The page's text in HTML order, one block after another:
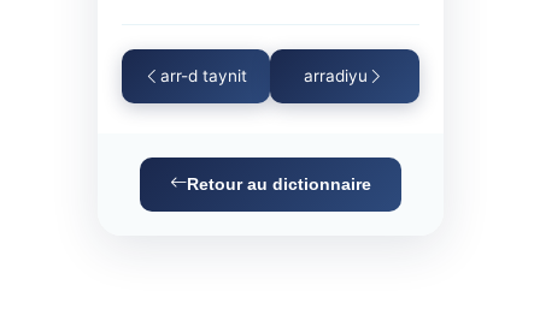
arr-d taynit arradiyu
Retour au dictionnaire